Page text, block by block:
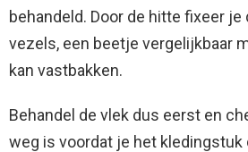
behandeld. Door de hitte fixeer
vezels, een beetje vergelijkbaar
kan vastbakken.
Behandel de vlek dus eerst en
weg is voordat je het kledingstuk